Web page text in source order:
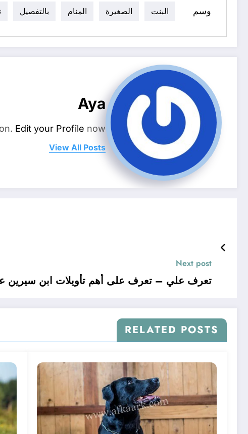
وسم البنت الصغيرة المنام بالتفصيل
Aya
Edit your Profile now.
View All Posts
Next post
تعرف علي – تعرف على أهم تأويلات ابن سيرين
RELATED POSTS